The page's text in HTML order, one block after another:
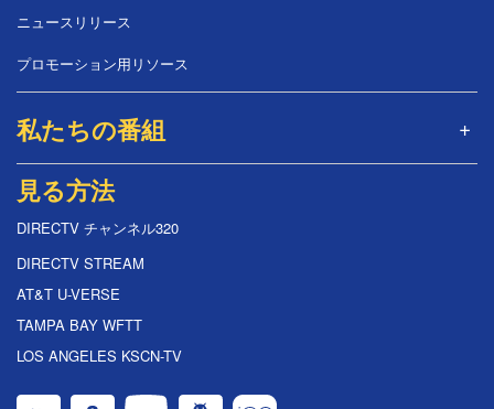
ニュースリリース
プロモーション用リソース
私たちの番組
見る方法
DIRECTV チャンネル320
DIRECTV STREAM
AT&T U-VERSE
TAMPA BAY WFTT
LOS ANGELES KSCN-TV